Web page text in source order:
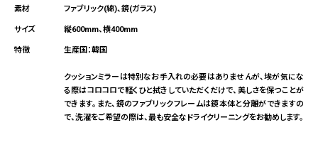
ファブリック(綿)、鏡(ガラス)
縦600mm、横400mm
生産国：韓国
クッションミラーは特別なお手入れの必要はありませんが、埃が気にな
る際はコロコロで軽くひと拭きしていただくだけで、美しさを保つことが
できます。また、鏡のファブリックフレームは鏡本体と分離ができますの
で、洗濯をご希望の際は、最も安全なドライクリーニングをお勧めします。